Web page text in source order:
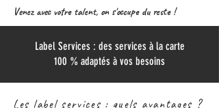
Venez avec votre talent, on s'occupe du reste !
Label Services : des services à la carte
100 % adaptés à vos besoins
Les label services : quels avantages ?